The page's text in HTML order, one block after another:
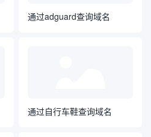
通过adguard查询域名
通过自行车鞋查询域名